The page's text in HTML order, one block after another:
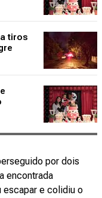
tiros
por dois
encontrada
escapar e colidiu o